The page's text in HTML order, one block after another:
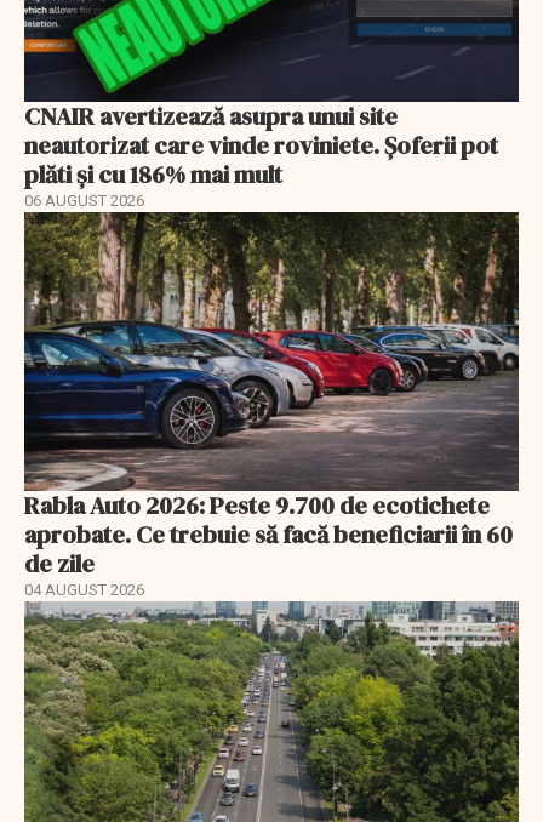
CNAIR avertizează asupra unui site
neautorizat care vinde roviniete. Șoferii pot
plăti și cu 186% mai mult
06 AUGUST 2026
Rabla Auto 2026: Peste 9.700 de ecotichete
aprobate. Ce trebuie să facă beneficiarii în 60
de zile
04 AUGUST 2026